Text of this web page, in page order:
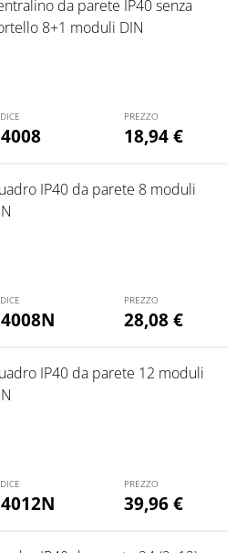
da parete IP40 senza
8+1 moduli DIN
18,94€
IP40 da parete 8 moduli
28,08€
IP40 da parete 12 moduli
39,96€